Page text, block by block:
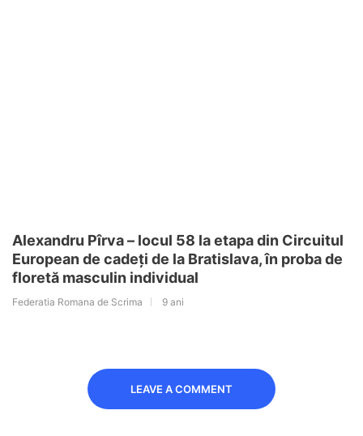
Alexandru Pîrva – locul 58 la etapa din Circuitul
European de cadeți de la Bratislava, în proba de
floretă masculin individual
Federatia Romana de Scrima 9 ani
LEAVE A COMMENT